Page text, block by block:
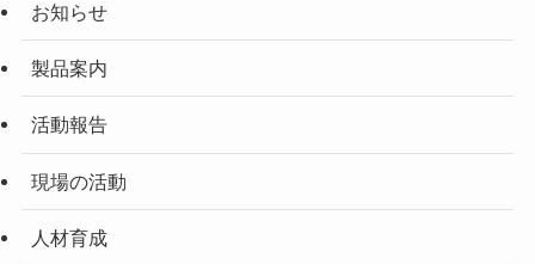
お知らせ
製品案内
活動報告
現場の活動
人材育成